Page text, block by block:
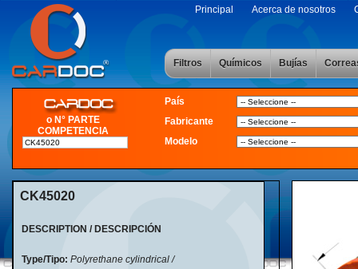
Principal Acerca de nosotros
Filtros Químicos Bujías
o N° PARTE
COMPETENCIA
País
Fabricante
Modelo
CK45020
DESCRIPTION / DESCRIPCIÓN
Type/Tipo: Polyrethane cylindrical /